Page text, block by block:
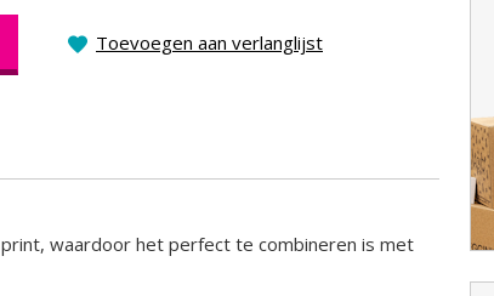
Toevoegen aan verlanglijst
waardoor het perfect te combineren is met